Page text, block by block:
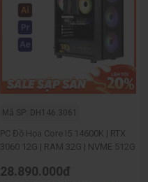
Mã SP: DH146.3061
PC Đồ Họa Core I5 14600K | RTX
3060 12G | RAM 32G | NVME 512G
28.890.000đ